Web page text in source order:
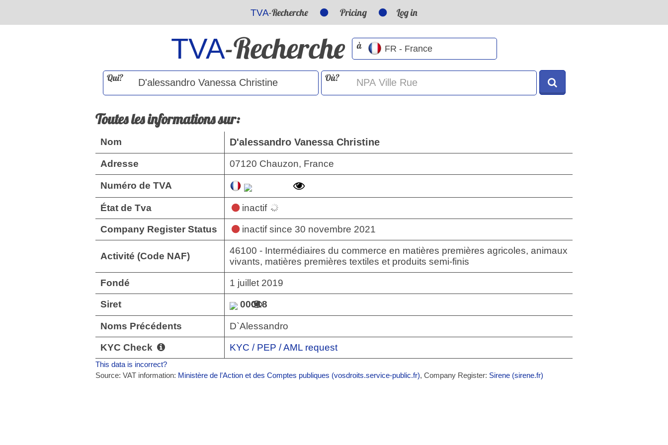
TVA-Recherche Pricing Log in
TVA-Recherche à
Qui? Où?
Toutes les informations sur:
Nom D'alessandro Vanessa Christine
Adresse 07120 Chauzon, France
Numéro de TVA
État de Tva inactif
Company Register Status inactifsince 30 novembre 2021
Activité (Code NAF)
46100 - Intermédiaires du commerce en matières premières agricoles, animaux
vivants, matières premières textiles et produits semi-finis
Fondé 1 juillet 2019
Siret 00018
Noms Précédents D`Alessandro
KYC Check KYC / PEP / AML request
This data is incorrect?
Source: VAT information: Ministère de l’Action et des Comptes publiques (vosdroits.service-public.fr), Company Register: Sirene (sirene.fr)